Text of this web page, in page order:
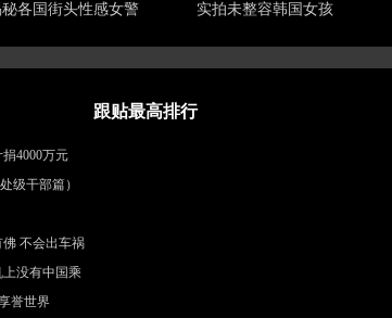
各国街头性感女警 实拍未整容韩国女孩
跟贴最高排行
4000万元
级干部篇）
不会出车祸
没有中国乘
誉世界